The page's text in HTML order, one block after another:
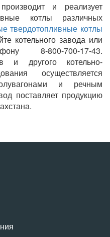
и реализует
котлы различных
твердотопливные котлы
котельного завода или
8-800-700-17-43.
и другого котельно-
осуществляется
и речным
поставляет продукцию